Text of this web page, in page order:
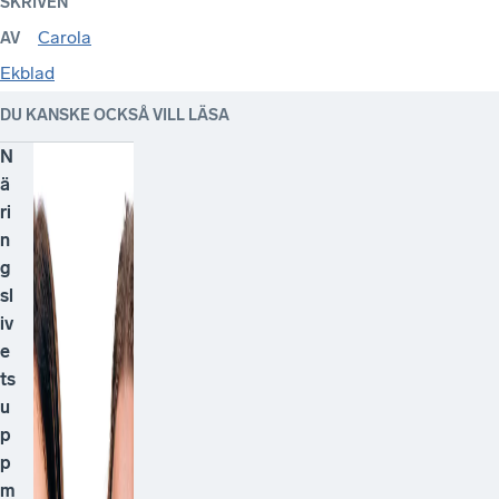
AV
Carola
Ekblad
DU KANSKE OCKSÅ VILL LÄSA
N
ä
ri
n
g
sl
iv
e
ts
u
p
p
m